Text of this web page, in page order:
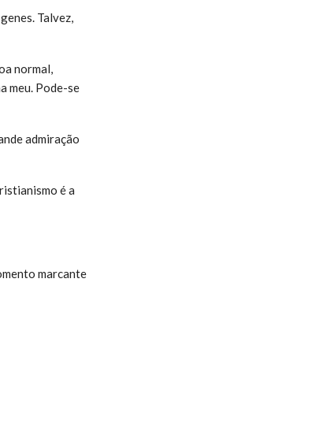
Talvez,
normal,
meu. Pode-se
admiração
é a
marcante